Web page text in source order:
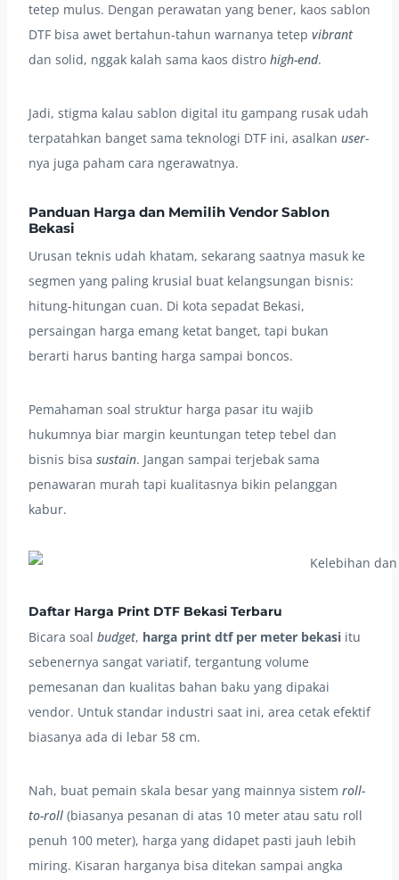
tetep mulus. Dengan perawatan yang bener, kaos sablon
DTF bisa awet bertahun-tahun warnanya tetep vibrant
dan solid, nggak kalah sama kaos distro high-end.
Jadi, stigma kalau sablon digital itu gampang rusak udah
terpatahkan banget sama teknologi DTF ini, asalkan user-
nya juga paham cara ngerawatnya.
Panduan Harga dan Memilih Vendor Sablon
Bekasi
Urusan teknis udah khatam, sekarang saatnya masuk ke
segmen yang paling krusial buat kelangsungan bisnis:
hitung-hitungan cuan. Di kota sepadat Bekasi,
persaingan harga emang ketat banget, tapi bukan
berarti harus banting harga sampai boncos.
Pemahaman soal struktur harga pasar itu wajib
hukumnya biar margin keuntungan tetep tebel dan
bisnis bisa sustain. Jangan sampai terjebak sama
penawaran murah tapi kualitasnya bikin pelanggan
kabur.
Daftar Harga Print DTF Bekasi Terbaru
Bicara soal budget, harga print dtf per meter bekasi itu
sebenernya sangat variatif, tergantung volume
pemesanan dan kualitas bahan baku yang dipakai
vendor. Untuk standar industri saat ini, area cetak efektif
biasanya ada di lebar 58 cm.
Nah, buat pemain skala besar yang mainnya sistem roll-
to-roll (biasanya pesanan di atas 10 meter atau satu roll
penuh 100 meter), harga yang didapet pasti jauh lebih
miring. Kisaran harganya bisa ditekan sampai angka